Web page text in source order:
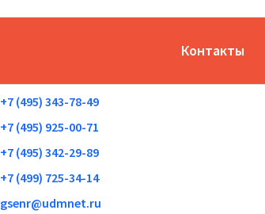
Контакты
+7 (495) 343-78-49
+7 (495) 925-00-71
+7 (495) 342-29-89
+7 (499) 725-34-14
gsenr@udmnet.ru